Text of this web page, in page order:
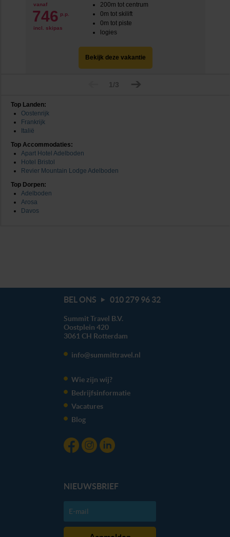
vanaf
746 p.p.
incl. skipas
200m tot centrum
0m tot skilift
0m tot piste
logies
Bekijk deze vakantie
1/3
Top Landen:
Oostenrijk
Frankrijk
Italië
Top Accommodaties:
Apart Hotel Adelboden
Hotel Bristol
Revier Mountain Lodge Adelboden
Top Dorpen:
Adelboden
Arosa
Davos
BEL ONS 010 279 96 32
Summit Travel B.V.
Oostplein 420
3061 CH Rotterdam
info@summittravel.nl
Wie zijn wij?
Bedrijfsinformatie
Vacatures
Blog
NIEUWSBRIEF